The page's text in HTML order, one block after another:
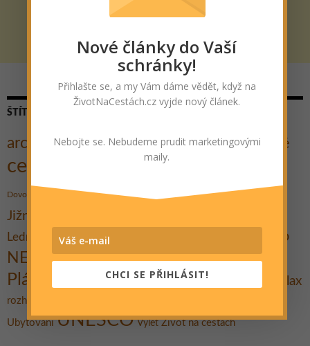
ŠTÍTKY
architektura Autostop Cesta kolem světa Cestovatelé
cestování
Dovolená Festival Gent historie horyHrad
Jižní Morava
Lednicko-valtický areál
Město
NEJ
národní park OstrovPamátky Plavba lodí
Pláž Praktické rady Promítání Relax
rozhledna
Ubytování UNESCO Výlet Život na cestách
Nové články do Vaší
schránky!
Přihlašte se, a my Vám dáme vědět, když na
ŽivotNaCestách.cz vyjde nový článek.
Nebojte se. Nebudeme prudit marketingovými
maily.
CHCI SE PŘIHLÁSIT!